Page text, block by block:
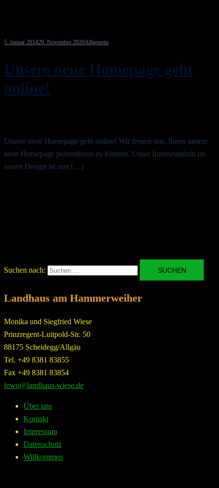
5. Januar 201429. November 2020Allgemein
Unsere neue Homepage geht
online!
Unsere neue Homepage geht online! Wir freuen uns, Ihnen unsere
neue Homepage präsentieren zu können. Unser Internetauftritt im
neuen Design ist nun […]
Suchen nach:
Landhaus am Hammerweiher
Monika und Siegfried Wiese
Prinzregent-Luitpold-Str. 50
88175 Scheidegg/Allgäu
Tel. +49 8381 83855
Fax +49 8381 83854
fewo@landhaus-wiese.de
Über uns
Kontakt
Impressum
Datenschutz
Willkommen